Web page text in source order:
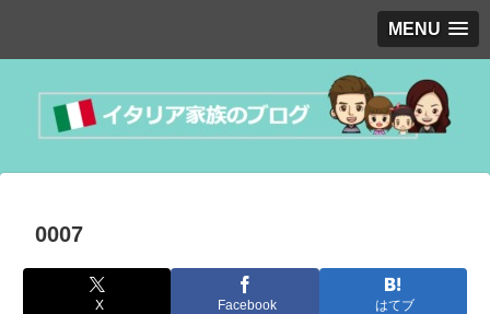
MENU
0007
X Facebook はてブ